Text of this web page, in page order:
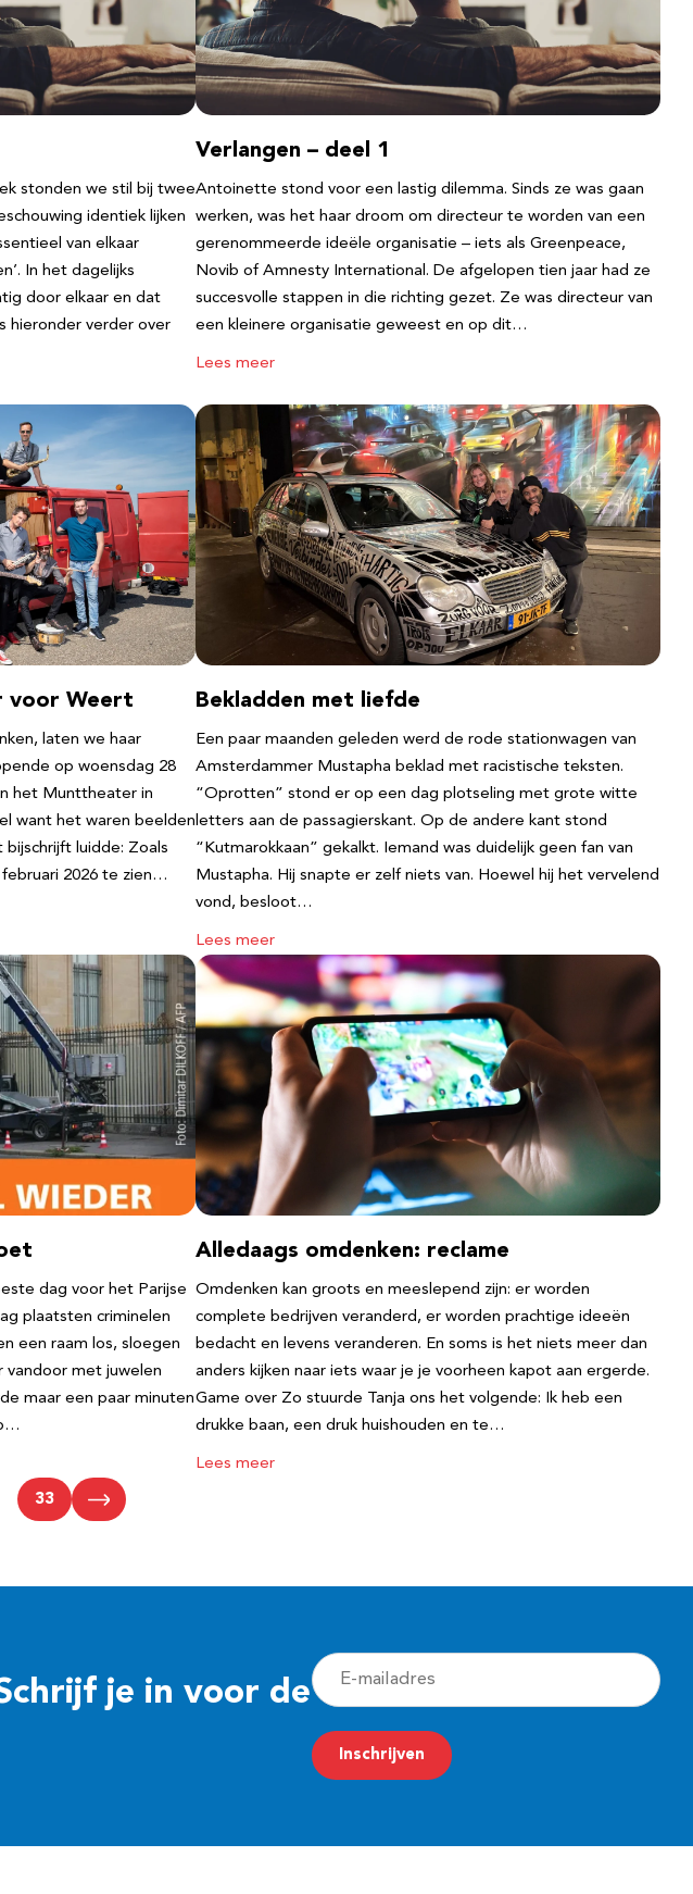
stonden we stil bij twee
identiek lijken
van elkaar
In het dagelijks
door elkaar en dat
hieronder verder over
Verlangen – deel 1
Antoinette stond voor een lastig dilemma. Sinds ze was gaan
werken, was het haar droom om directeur te worden van een
gerenommeerde ideële organisatie – iets als Greenpeace,
Novib of Amnesty International. De afgelopen tien jaar had ze
succesvolle stappen in die richting gezet. Ze was directeur van
een kleinere organisatie geweest en op dit…
Lees meer
voor Weert
laten we haar
op woensdag 28
het Munttheater in
want het waren beelden
luidde: Zoals
2026 te zien…
Bekladden met liefde
Een paar maanden geleden werd de rode stationwagen van
Amsterdammer Mustapha beklad met racistische teksten.
“Oprotten” stond er op een dag plotseling met grote witte
letters aan de passagierskant. Op de andere kant stond
“Kutmarokkaan” gekalkt. Iemand was duidelijk geen fan van
Mustapha. Hij snapte er zelf niets van. Hoewel hij het vervelend
vond, besloot…
Lees meer
dag voor het Parijse
plaatsten criminelen
een raam los, sloegen
vandoor met juwelen
maar een paar minuten
Alledaags omdenken: reclame
Omdenken kan groots en meeslepend zijn: er worden
complete bedrijven veranderd, er worden prachtige ideeën
bedacht en levens veranderen. En soms is het niets meer dan
anders kijken naar iets waar je je voorheen kapot aan ergerde.
Game over Zo stuurde Tanja ons het volgende: Ik heb een
drukke baan, een druk huishouden en te…
Lees meer
33
je in voor de
E
-
m
a
Inschrijven